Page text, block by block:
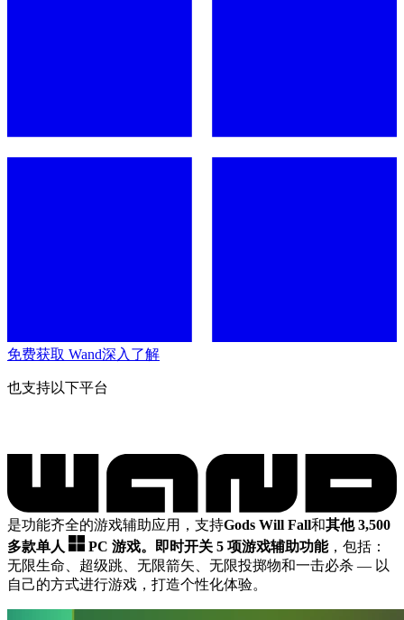
免费获取 Wand深入了解
也支持以下平台
是功能齐全的游戏辅助应用，支持Gods Will Fall和其他 3,500
多款单人
PC 游戏。 即时开关 5 项游戏辅助功能，包括：
无限生命、超级跳、无限箭矢、无限投掷物和一击必杀 — 以
自己的方式进行游戏，打造个性化体验。